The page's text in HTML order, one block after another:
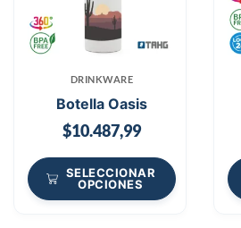
DRINKWARE
Botella Oasis
$10.487,99
SELECCIONAR
OPCIONES